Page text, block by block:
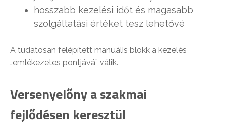
hosszabb kezelési időt és magasabb
szolgáltatási értéket tesz lehetővé
A tudatosan felépített manuális blokk a kezelés
„emlékezetes pontjává” válik.
Versenyelőny a szakmai
fejlődésen keresztül